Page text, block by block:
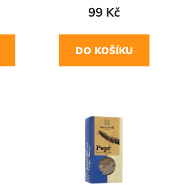
99 Kč
DO KOŠÍKU